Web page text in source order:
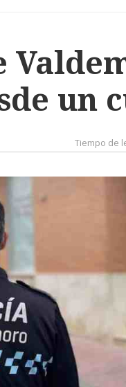
un
Tiempo de